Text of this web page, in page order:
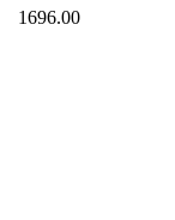
1696.00